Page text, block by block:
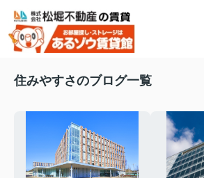
住みやすさのブログ一覧